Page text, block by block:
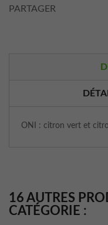
PARTAGER
ONI : citron vert et
16 AUTRES
CATÉGORIE :